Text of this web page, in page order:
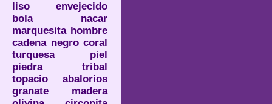
liso
envejecido
bola
nacar
marquesita hombre
cadena negro coral
turquesa
piel
piedra
tribal
topacio
abalorios
granate
madera